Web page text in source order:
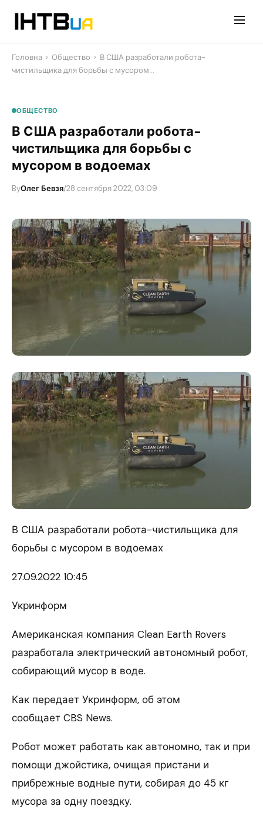
Головна › Общество › В США разработали робота-
чистильщика для борьбы с мусором…
ОБЩЕСТВО
В США разработали робота-
чистильщика для борьбы с
мусором в водоемах
ByОлег Бевзя/28 сентября 2022, 03:09
В США разработали робота-чистильщика для
борьбы с мусором в водоемах
27.09.2022 10:45
Укринформ
Американская компания Clean Earth Rovers
разработала электрический автономный робот,
собирающий мусор в воде.
Как передает Укринформ, об этом
сообщает CBS News.
Робот может работать как автономно, так и при
помощи джойстика, очищая пристани и
прибрежные водные пути, собирая до 45 кг
мусора за одну поездку.